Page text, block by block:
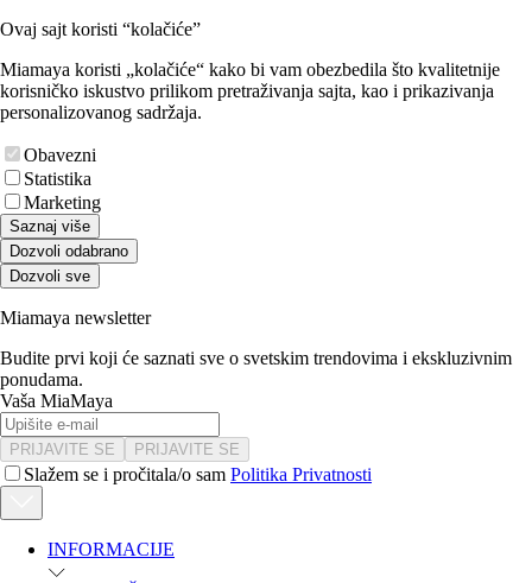
Ovaj sajt koristi “kolačiće”
Miamaya koristi „kolačiće“ kako bi vam obezbedila što kvalitetnije
korisničko iskustvo prilikom pretraživanja sajta, kao i prikazivanja
personalizovanog sadržaja.
Obavezni
Statistika
Marketing
Saznaj više
Dozvoli odabrano
Dozvoli sve
Miamaya newsletter
Budite prvi koji će saznati sve o svetskim trendovima i ekskluzivnim
ponudama.
Vaša MiaMaya
PRIJAVITE SE PRIJAVITE SE
Slažem se i pročitala/o sam Politika Privatnosti
INFORMACIJE